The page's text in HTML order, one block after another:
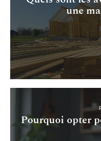
une
Pourquoi opter